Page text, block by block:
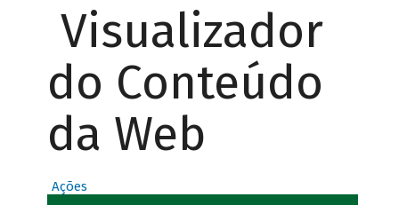
Visualizador
do Conteúdo
da Web
Ações